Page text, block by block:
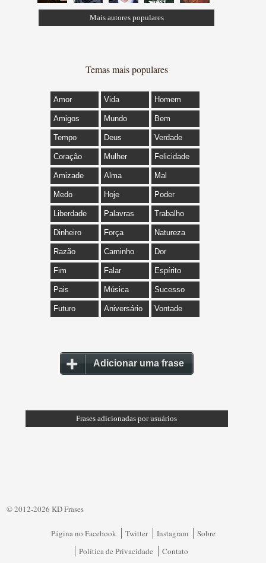
Mais autores populares
Temas mais populares
Amor Vida Homem
Amigos Mundo Bem
Tempo Deus Verdade
Coração Mulher Felicidade
Amizade Alma Mal
Medo Hoje Poder
Liberdade Palavras Trabalho
Dinheiro Força Natureza
Razão Caminho Dor
Fim Falar Espírito
Pais Música Sucesso
Futuro Aniversário Vontade
Adicionar uma frase
Frases adicionadas por usuários
© 2012-2026 KD Frases
Página no Facebook Twitter Instagram
Sobre
Política de Privacidade
Contato